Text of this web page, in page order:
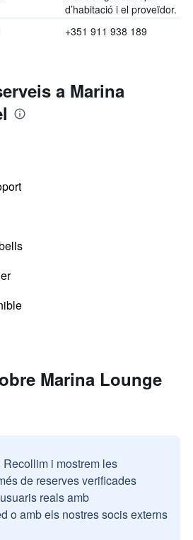
d’habitació i el proveïdor.
+351 911 938 189
a Marina
Marina Lounge
Recollim i mostrem les
de reserves verificades
reals amb
o amb els nostres socis externs